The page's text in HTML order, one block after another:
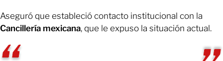
Aseguró que estableció contacto institucional con la
Cancillería mexicana, que le expuso la situación actual.